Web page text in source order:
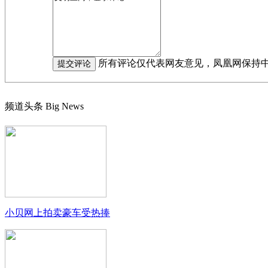
所有评论仅代表网友意见，凤凰网保持
频道头条 Big News
小贝网上拍卖豪车受热捧